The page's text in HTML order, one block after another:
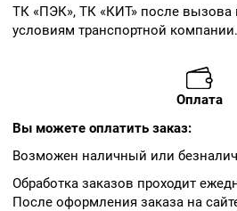
ТК «ПЭК», ТК «КИТ» после вызова
условиям транспортной компании.
Оплата
Вы можете оплатить заказ:
Возможен наличный или
Обработка заказов проходит
После оформления заказа на